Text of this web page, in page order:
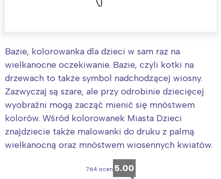
Bazie, kolorowanka dla dzieci w sam raz na
wielkanocne oczekiwanie. Bazie, czyli kotki na
drzewach to także symbol nadchodzącej wiosny.
Zazwyczaj są szare, ale przy odrobinie dziecięcej
wyobraźni mogą zacząć mienić się mnóstwem
kolorów. Wśród kolorowanek Miasta Dzieci
znajdziecie także malowanki do druku z palmą
wielkanocną oraz mnóstwem wiosennych kwiatów.
764 ocen 5.00